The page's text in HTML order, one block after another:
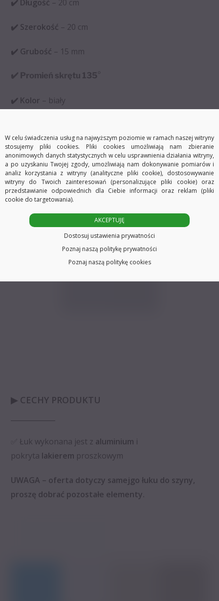
✔️ Długość – 20 cm
✔️ Szerokość – 20 cm
✔️ Grubość – 15 mm
✔️ Promień skrętu 135
✔️ Kolor – biały
▶ CECHY PRODUKTU
✅ Łuk wykonana jest z aluminium i
pokryta lakierem proszkowym
UWAGA – oferta dotyczy samejgo łuku do szyny,
proszę dobrać pozostałe elementy.
W celu świadczenia usług na najwyższym poziomie w ramach naszej witryny
stosujemy pliki cookies. Pliki cookies umożliwiają nam zbieranie
anonimowych danych statystycznych w celu usprawnienia działania witryny,
a po uzyskaniu Twojej zgody, umożliwiają nam dokonywanie pomiarów i
analiz korzystania z witryny (analityczne pliki cookie), dostosowywanie
witryny do Twoich zainteresowań (personalizujące pliki cookie) oraz
przedstawianie odpowiednich dla Ciebie informacji oraz reklam (pliki
cookie do targetowania).
AKCEPTUJĘ
Dostosuj ustawienia prywatności
Poznaj naszą politykę prywatności
Poznaj naszą politykę cookies